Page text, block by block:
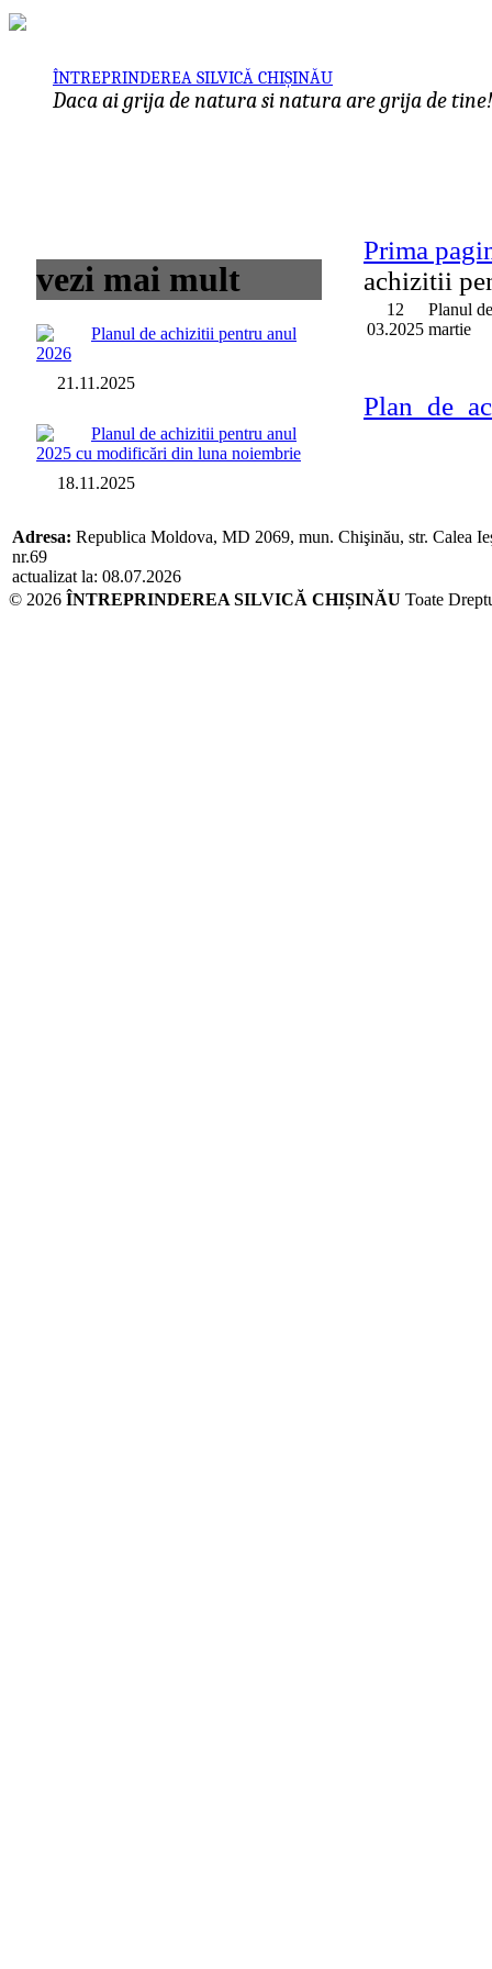
ÎNTREPRINDEREA SILVICĂ CHIȘINĂU
Daca ai grija de natura si natura are grija de tine!
vezi mai mult
Planul de achizitii pentru anul
2026
21.11.2025
Planul de achizitii pentru anul
2025 cu modificări din luna noiembrie
18.11.2025
Prima
achizitii
12
03.2025
Planul
martie
Adresa: Republica Moldova, MD 2069, mun. Chişinău, str. Calea
nr.69
actualizat la: 08.07.2026
© 2026 ÎNTREPRINDEREA SILVICĂ CHIȘINĂU Toate